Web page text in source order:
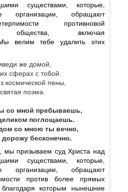
существами, которые,
организации, обращают
противновой
общества, включая
велим тебе удалить этих
же домой,
сферах с тобой.
космической пены,
поэма.
со мной пребываешь,
поглощаешь.
со мною ты вечно,
бесконечно.
мы призываем суд Христа над
существами, которые,
организации, обращают
против более прямых
которым нынешние